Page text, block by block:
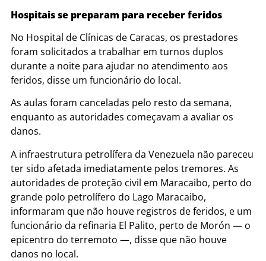
Hospitais se preparam para receber feridos
No Hospital de Clínicas de Caracas, os prestadores
foram solicitados a trabalhar em turnos duplos
durante a noite para ajudar no atendimento aos
feridos, disse um funcionário do local.
As aulas foram canceladas pelo resto da semana,
enquanto as autoridades começavam a avaliar os
danos.
A infraestrutura petrolífera da Venezuela não pareceu
ter sido afetada imediatamente pelos tremores. As
autoridades de proteção civil em Maracaibo, perto do
grande polo petrolífero do Lago Maracaibo,
informaram que não houve registros de feridos, e um
funcionário da refinaria El Palito, perto de Morón — o
epicentro do terremoto —, disse que não houve
danos no local.